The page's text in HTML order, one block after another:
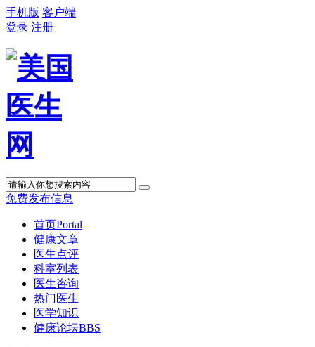
手机版 客户端
登录 注册
免费发布信息
首页Portal
健康文章
医生点评
科室列表
医生咨询
热门医生
医学知识
健康论坛BBS